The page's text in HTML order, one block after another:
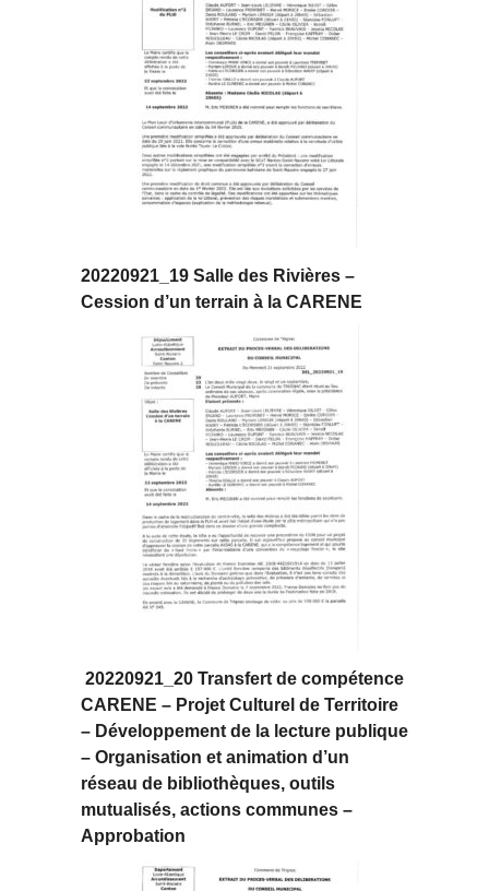
20220921_19 Salle des Rivières –
Cession d’un terrain à la CARENE
20220921_20 Transfert de compétence
CARENE – Projet Culturel de Territoire
– Développement de la lecture publique
– Organisation et animation d’un
réseau de bibliothèques, outils
mutualisés, actions communes –
Approbation